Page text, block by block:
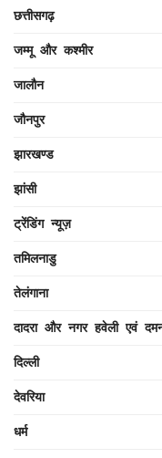
छत्तीसगढ़
जम्मू और कश्मीर
जालौन
जौनपुर
झारखण्ड
झांसी
ट्रेंडिंग न्यूज़
तमिलनाडु
तेलंगाना
दादरा और नगर हवेली एवं
दिल्ली
देवरिया
धर्म